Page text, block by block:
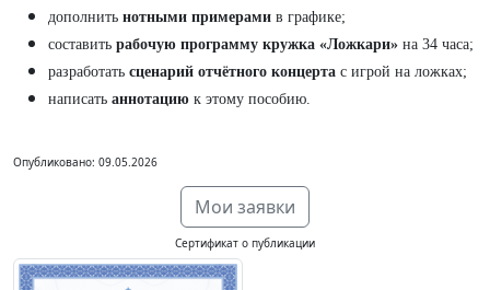
дополнить нотными примерами в графике;
составить рабочую программу кружка «Ложкари» на 34 часа;
разработать сценарий отчётного концерта с игрой на ложках;
написать аннотацию к этому пособию.
Опубликовано: 09.05.2026
Мои заявки
Сертификат о публикации